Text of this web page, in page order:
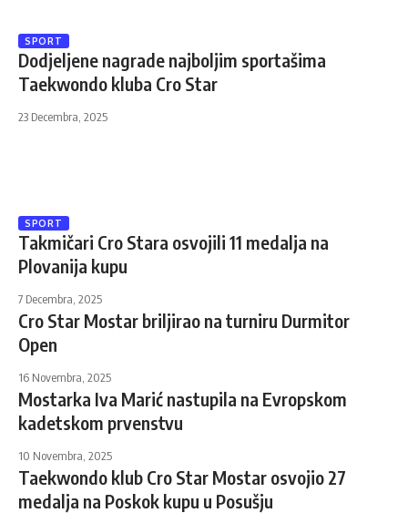
SPORT
Dodjeljene nagrade najboljim sportašima
Taekwondo kluba Cro Star
23 Decembra, 2025
SPORT
Takmičari Cro Stara osvojili 11 medalja na
Plovanija kupu
7 Decembra, 2025
Cro Star Mostar briljirao na turniru Durmitor
Open
16 Novembra, 2025
Mostarka Iva Marić nastupila na Evropskom
kadetskom prvenstvu
10 Novembra, 2025
Taekwondo klub Cro Star Mostar osvojio 27
medalja na Poskok kupu u Posušju